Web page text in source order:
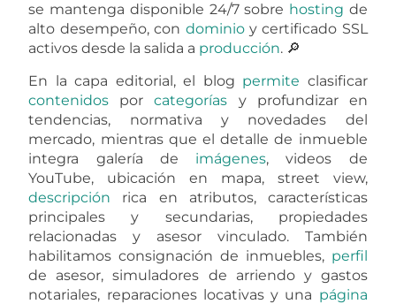
se mantenga disponible 24/7 sobre hosting de
alto desempeño, con dominioy certificado SSL
activos desde la salida a producción. 🔎
En la capa editorial, el blog permite clasificar
contenidos porcategorías y profundizar en
tendencias, normativa y novedades del
mercado, mientras que el detalle de inmueble
integra galería de imágenes, videos de
YouTube, ubicación en mapa, street view,
descripción rica en atributos, características
principales y secundarias, propiedades
relacionadas y asesor vinculado. También
habilitamos consignación de inmuebles, perfil
de asesor, simuladores de arriendo y gastos
notariales, reparaciones locativas y una página